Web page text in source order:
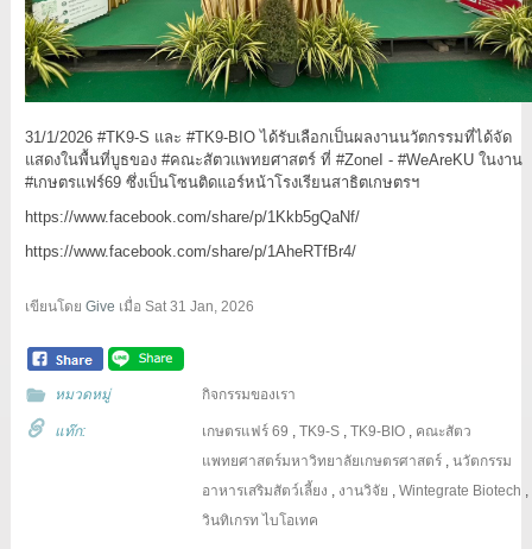
31/1/2026 #TK9-S และ #TK9-BIO ได้รับเลือกเป็นผลงานนวัตกรรมที่ได้จัด
แสดงในพื้นที่บูธของ #คณะสัตวแพทยศาสตร์ ที่ #ZoneI - #WeAreKU ในงาน
#เกษตรแฟร์69 ซึ่งเป็นโซนติดแอร์หน้าโรงเรียนสาธิตเกษตรฯ
https://www.facebook.com/share/p/1Kkb5gQaNf/
https://www.facebook.com/share/p/1AheRTfBr4/
เขียนโดย Give เมื่อ Sat 31 Jan, 2026
หมวดหมู่ กิจกรรมของเรา
แท๊ก: เกษตรแฟร์ 69 ,TK9-S ,TK9-BIO
คณะสัตว
แพทยศาสตร์มหาวิทยาลัยเกษตรศาสตร์ ,นวัตกรรม
อาหารเสริมสัตว์เลี้ยง
งานวิจัย ,Wintegrate Biotech
วินทิเกรท ไบโอเทค